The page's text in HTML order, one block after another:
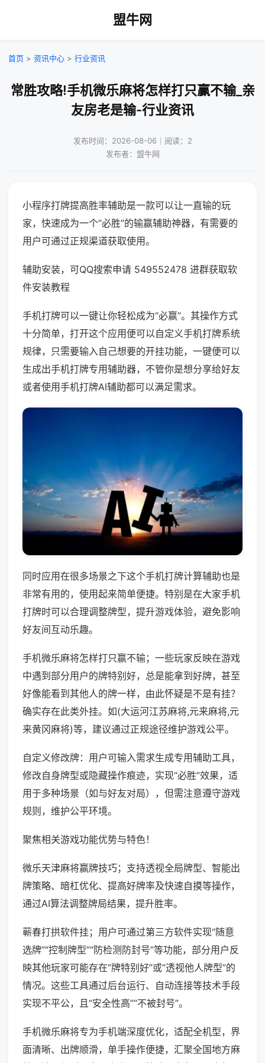
盟牛网
首页 > 资讯中心 > 行业资讯
常胜攻略!手机微乐麻将怎样打只赢不输_亲
友房老是输-行业资讯
发布时间：2026-08-06｜阅读：2
发布者：盟牛网
小程序打牌提高胜率辅助是一款可以让一直输的玩
家，快速成为一个“必胜”的输赢辅助神器，有需要的
用户可通过正规渠道获取使用。
辅助安装，可QQ搜索申请 549552478 进群获取软
件安装教程
手机打牌可以一键让你轻松成为“必赢”。其操作方式
十分简单，打开这个应用便可以自定义手机打牌系统
规律，只需要输入自己想要的开挂功能，一键便可以
生成出手机打牌专用辅助器，不管你是想分享给好友
或者使用手机打牌AI辅助都可以满足需求。
同时应用在很多场景之下这个手机打牌计算辅助也是
非常有用的，使用起来简单便捷。特别是在大家手机
打牌时可以合理调整牌型，提升游戏体验，避免影响
好友间互动乐趣。
手机微乐麻将怎样打只赢不输；一些玩家反映在游戏
中遇到部分用户的牌特别好，总是能拿到好牌，甚至
好像能看到其他人的牌一样，由此怀疑是不是有挂？
确实存在此类外挂。如(大运河江苏麻将,元来麻将,元
来黄冈麻将)等，建议通过正规途径维护游戏公平。
自定义修改牌：用户可输入需求生成专用辅助工具，
修改自身牌型或隐藏操作痕迹，实现“必胜”效果，适
用于多种场景（如与好友对局），但需注意遵守游戏
规则，维护公平环境。
聚焦相关游戏功能优势与特色！
微乐天津麻将赢牌技巧；支持透视全局牌型、智能出
牌策略、暗杠优化、提高好牌率及快速自摸等操作，
通过AI算法调整牌局结果，提升胜率。
蕲春打拱软件挂；用户可通过第三方软件实现“随意
选牌”“控制牌型”“防检测防封号”等功能，部分用户反
映其他玩家可能存在“牌特别好”或“透视他人牌型”的
情况。这些工具通过后台运行、自动连接等技术手段
实现不平公，且“安全性高”“不被封号”。
手机微乐麻将专为手机端深度优化，适配全机型，界
面清晰、出牌顺滑，单手操作便捷，汇聚全国地方麻